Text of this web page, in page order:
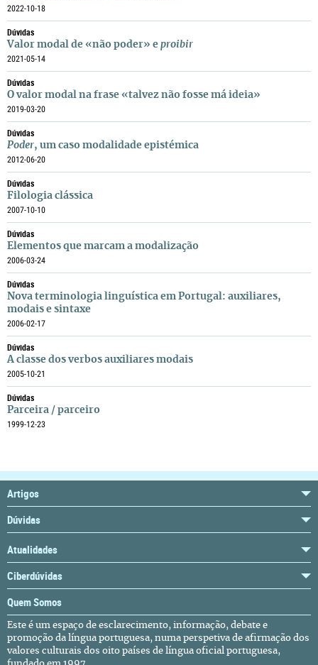
2022-10-18
Dúvidas
Valor modal de «não poder» e proibir
2021-05-14
Dúvidas
O valor modal na frase «talvez não fosse má ideia»
2019-03-20
Dúvidas
Poder, um caso modalidade epistémica
2012-06-20
Dúvidas
Filologia clássica
2007-10-10
Dúvidas
Elementos que marcam a modalização
2006-03-24
Dúvidas
Nova terminologia linguística em Portugal: auxiliares,
modais e sintaxe
2006-02-17
Dúvidas
A classe dos verbos auxiliares modais
2005-10-21
Dúvidas
Parceira / parceiro
1999-12-23
Artigos
Dúvidas
Atualidades
Ciberdúvidas
Quem Somos
Este é um espaço de esclarecimento, informação, debate e
promoção da língua portuguesa, numa perspetiva de afirmação dos
valores culturais dos oito países de língua oficial portuguesa,